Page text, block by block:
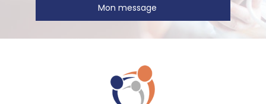
Mon message